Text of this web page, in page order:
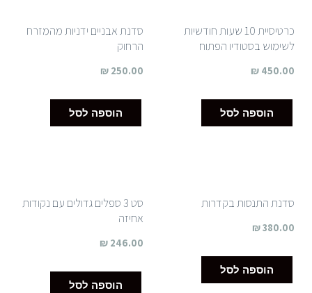
כרטיסיית 10 שעות חודשיות
לשימוש בסטודיו הפתוח
₪ 450.00
הוספה לסל
סדנת אבניים ידניות מהמזרח
הרחוק
₪250.00
הוספה לסל
סדנת התנסות בקדרות
₪380.00
הוספה לסל
סט 3 ספלים גדולים עם נקודות
אחיזה
₪246.00
הוספה לסל